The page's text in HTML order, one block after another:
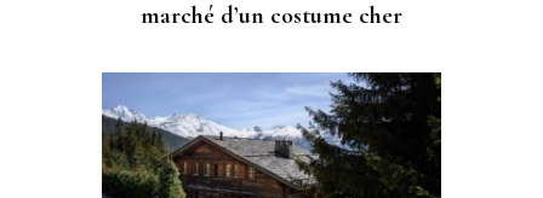
marché d’un costume cher